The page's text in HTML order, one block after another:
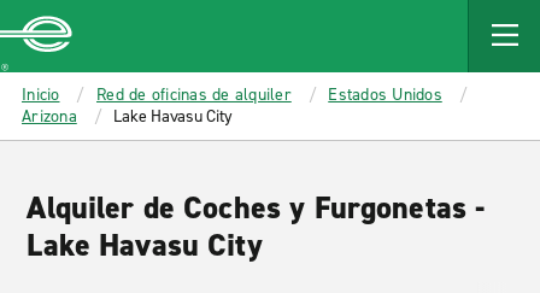
MAIN
CONTENT
Enterprise
Inicio Red de oficinas de alquiler
Estados Unidos
Arizona
Lake Havasu City
Alquiler de Coches y Furgonetas -
Lake Havasu City